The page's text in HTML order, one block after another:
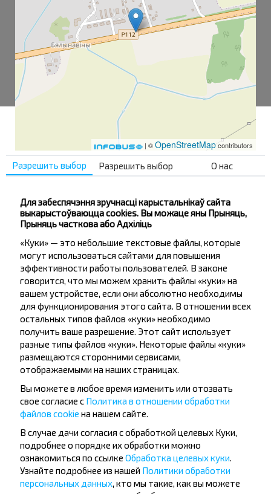
| ©OpenStreetMapcontributors
Белыновичи-1
Жадаеце
падарожнічаць
танней?
Не прапусці спецыяльныя акцыі, зніжкі і іншыя
цікавыя прапановы INFOBUS. Падпішыся на
атрыманне навін і падарожнічай з намі танней!
Падпісацц
Разрешить выбор Разрешить выбор О нас
Для забеспячэння зручнасці карыстальнікаў сайта
выкарыстоўваюцца cookies. Вы можаце яны Прыняць,
Прыняць часткова або Адхіліць
«Куки» — это небольшие текстовые файлы, которые
могут использоваться сайтами для повышения
эффективности работы пользователей. В законе
говорится, что мы можем хранить файлы «куки» на
вашем устройстве, если они абсолютно необходимы
для функционирования этого сайта. В отношении всех
остальных типов файлов «куки» необходимо
получить ваше разрешение. Этот сайт использует
разные типы файлов «куки». Некоторые файлы «куки»
размещаются сторонними сервисами,
отображаемыми на наших страницах.
Вы можете в любое время изменить или отозвать
свое согласие с Политика в отношении обработки
файлов cookie на нашем сайте.
В случае дачи согласия с обработкой целевых Куки,
подробнее о порядке их обработки можно
ознакомиться по ссылке Обработка целевых куки.
Узнайте подробнее из нашей Политики обработки
персональных данных, кто мы такие, как вы можете